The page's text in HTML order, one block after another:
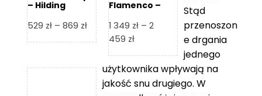
– Hilding
529 zł – 869 złZakres
cen:
529 zł
do
869 zł
Flamenco –
1 349 zł – 2
459 złZakres
od
1
349 zł
Stąd
przenoszon
e drgania
jednego
użytkownika wpływają na
jakość snu drugiego. W